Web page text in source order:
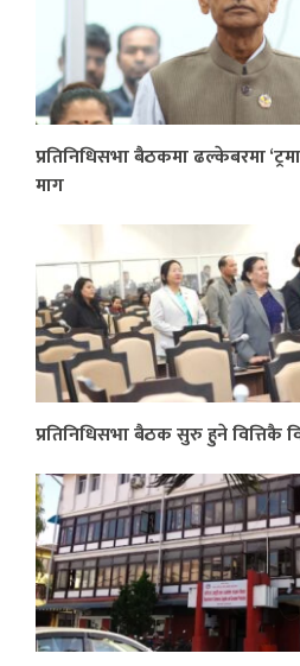
प्रतिनिधिसभा बैठकमा ढल्केबरमा
माग
प्रतिनिधिसभा बैठक सुरु हुने वित्तिकै